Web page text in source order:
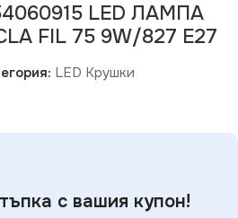
LED ЛАМПА
FIL 75 9W/827 E27
LED Крушки
с вашия купон!